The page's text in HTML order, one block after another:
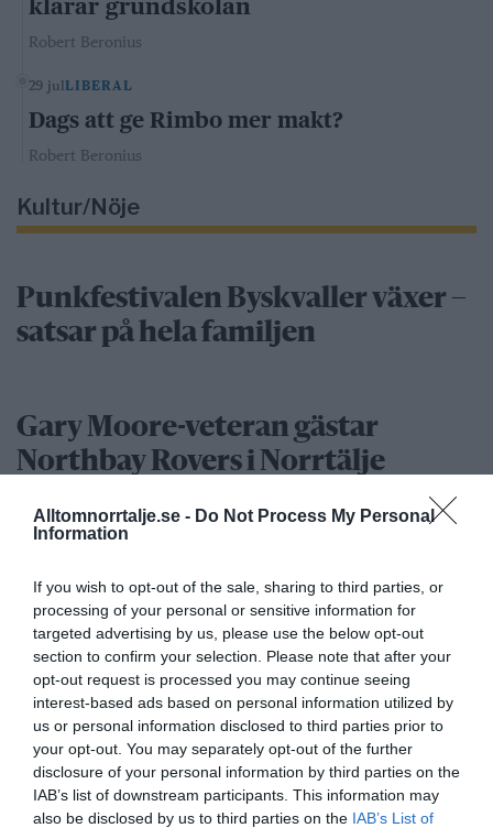
Alltomnorrtalje.se - Do Not Process My Personal
Information
If you wish to opt-out of the sale, sharing to third parties, or
processing of your personal or sensitive information for
targeted advertising by us, please use the below opt-out
section to confirm your selection. Please note that after your
opt-out request is processed you may continue seeing
interest-based ads based on personal information utilized by
us or personal information disclosed to third parties prior to
your opt-out. You may separately opt-out of the further
disclosure of your personal information by third parties on the
IAB’s list of downstream participants. This information may
also be disclosed by us to third parties on the IAB’s List of
klarar grundskolan
Robert Beronius
29 julLIBERAL
Dags att ge Rimbo mer makt?
Robert Beronius
Kultur/Nöje
Punkfestivalen Byskvaller växer –
satsar på hela familjen
Gary Moore-veteran gästar
Northbay Rovers i Norrtälje
000 medlemmar
Näringsliv
Så många är långtidsarbetslösa i
Norrtälje